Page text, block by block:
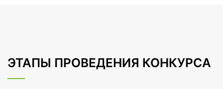
ЭТАПЫ ПРОВЕДЕНИЯ КОНКУРСА